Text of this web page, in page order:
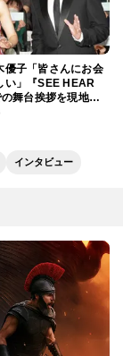
優子「皆さんにお会
い」『SEE HEAR
舞台挨拶を現地レ
インタビュー